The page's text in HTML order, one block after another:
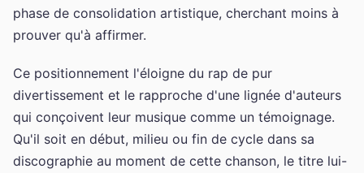
phase de consolidation artistique, cherchant moins à
prouver qu'à affirmer.
Ce positionnement l'éloigne du rap de pur
divertissement et le rapproche d'une lignée d'auteurs
qui conçoivent leur musique comme un témoignage.
Qu'il soit en début, milieu ou fin de cycle dans sa
discographie au moment de cette chanson, le titre lui-